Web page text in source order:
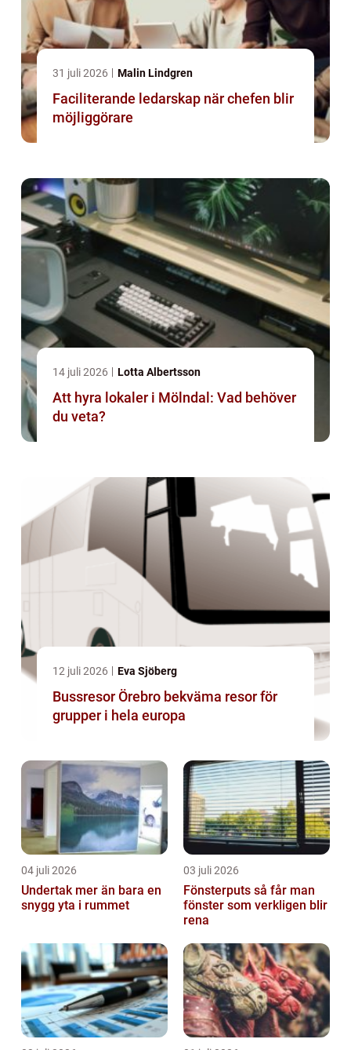
31 juli 2026 Malin Lindgren
Faciliterande ledarskap när chefen blir
möjliggörare
14 juli 2026 Lotta Albertsson
Att hyra lokaler i Mölndal: Vad behöver
du veta?
12 juli 2026 Eva Sjöberg
Bussresor Örebro bekväma resor för
grupper i hela europa
04 juli 2026
Undertak mer än bara en
snygg yta i rummet
03 juli 2026
Fönsterputs så får man
fönster som verkligen blir
rena